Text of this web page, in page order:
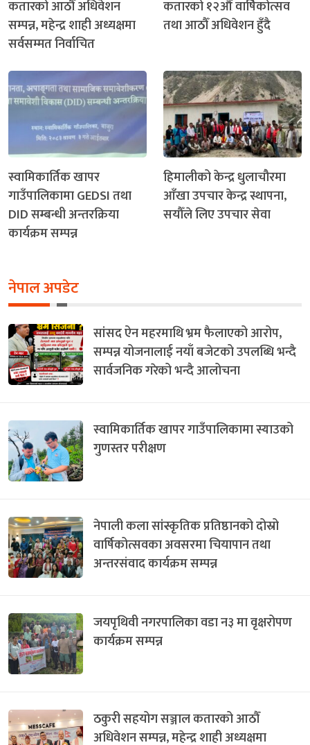
कतारको आठौँ अधिवेशन
सम्पन्न, महेन्द्र शाही अध्यक्षमा
सर्वसम्मत निर्वाचित
कतारको १२औँ वार्षिकोत्सव
तथा आठौँ अधिवेशन हुँदै
स्वामिकार्तिक खापर
गाउँपालिकामा GEDSI तथा
DID सम्बन्धी अन्तरक्रिया
कार्यक्रम सम्पन्न
हिमालीको केन्द्र धुलाचौरमा
आँखा उपचार केन्द्र स्थापना,
सयौँले लिए उपचार सेवा
नेपाल अपडेट
सांसद ऐन महरमाथि भ्रम फैलाएको आरोप,
सम्पन्न योजनालाई नयाँ बजेटको उपलब्धि भन्दै
सार्वजनिक गरेको भन्दै आलोचना
स्वामिकार्तिक खापर गाउँपालिकामा स्याउको
गुणस्तर परीक्षण
नेपाली कला सांस्कृतिक प्रतिष्ठानको दोस्रो
वार्षिकोत्सवका अवसरमा चियापान तथा
अन्तरसंवाद कार्यक्रम सम्पन्न
जयपृथिवी नगरपालिका वडा न३ मा वृक्षरोपण
कार्यक्रम सम्पन्न
ठकुरी सहयोग सञ्जाल कतारको आठौँ
अधिवेशन सम्पन्न, महेन्द्र शाही अध्यक्षमा